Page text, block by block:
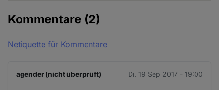
Kommentare (2)
Netiquette für Kommentare
agender (nicht überprüft) Di. 19 Sep 2017 - 19:00